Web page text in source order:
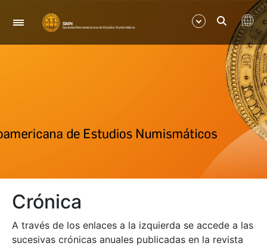
Navegació
Mostra/Amaga
Crónica
A través de los enlaces a la izquierda se accede a las
sucesivas crónicas anuales publicadas en la revista